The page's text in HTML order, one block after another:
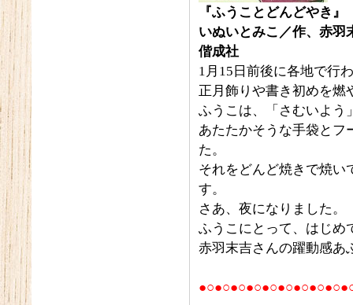
『ふうことどんどやき』
いぬいとみこ／作、赤羽
偕成社
1月15日前後に各地で行
正月飾りや書き初めを燃
ふうこは、「さむいよう
あたたかそうな手袋とフ
た。
それをどんど焼きで焼い
す。
さあ、夜になりました。
ふうこにとって、はじめ
赤羽末吉さんの躍動感あ